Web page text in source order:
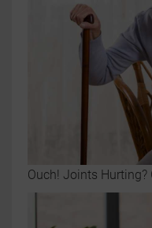
Ouch! Joints Hurting?